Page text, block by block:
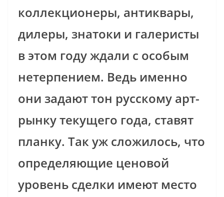
коллекционеры, антиквары,
дилеры, знатоки и галеристы
в этом году ждали с особым
нетерпением. Ведь именно
они задают тон русскому арт-
рынку текущего года, ставят
планку. Так уж сложилось, что
определяющие ценовой
уровень сделки имеют место